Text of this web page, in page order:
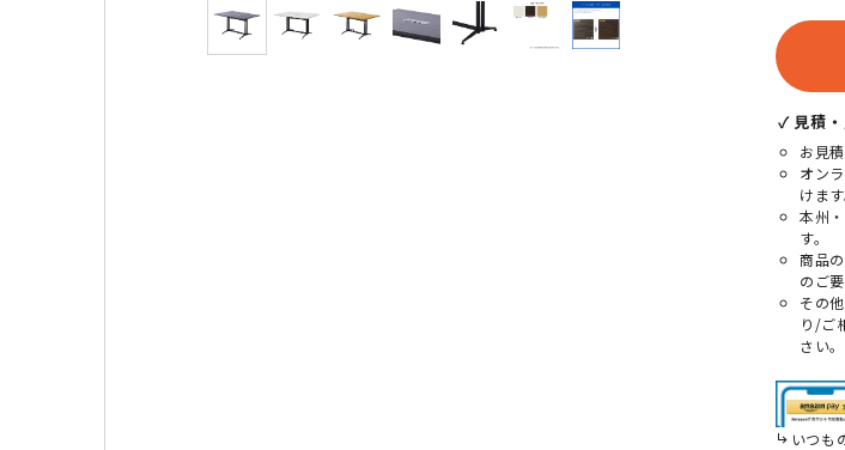
✓ 見積
お見
オン
けます
本州
す。
商品
のご
その
り/ご
さい。
いつも